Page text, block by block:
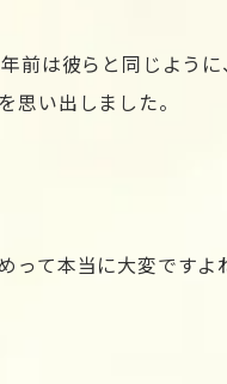
前は彼らと同じよう
思い出しました。
って本当に大変ですよ